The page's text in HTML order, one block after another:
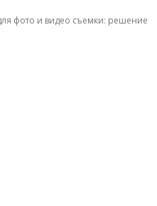
фото и видео съемки: решение